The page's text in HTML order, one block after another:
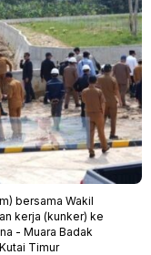
bersama Wakil
kerja (kunker) ke
- Muara Badak
Timur